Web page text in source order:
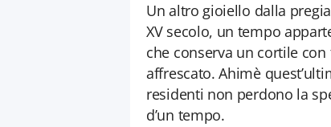
Un altro gioiello dalla
XV secolo, un tempo
che conserva un cortile
affrescato. Ahimè
residenti non perdono la
d’un tempo.